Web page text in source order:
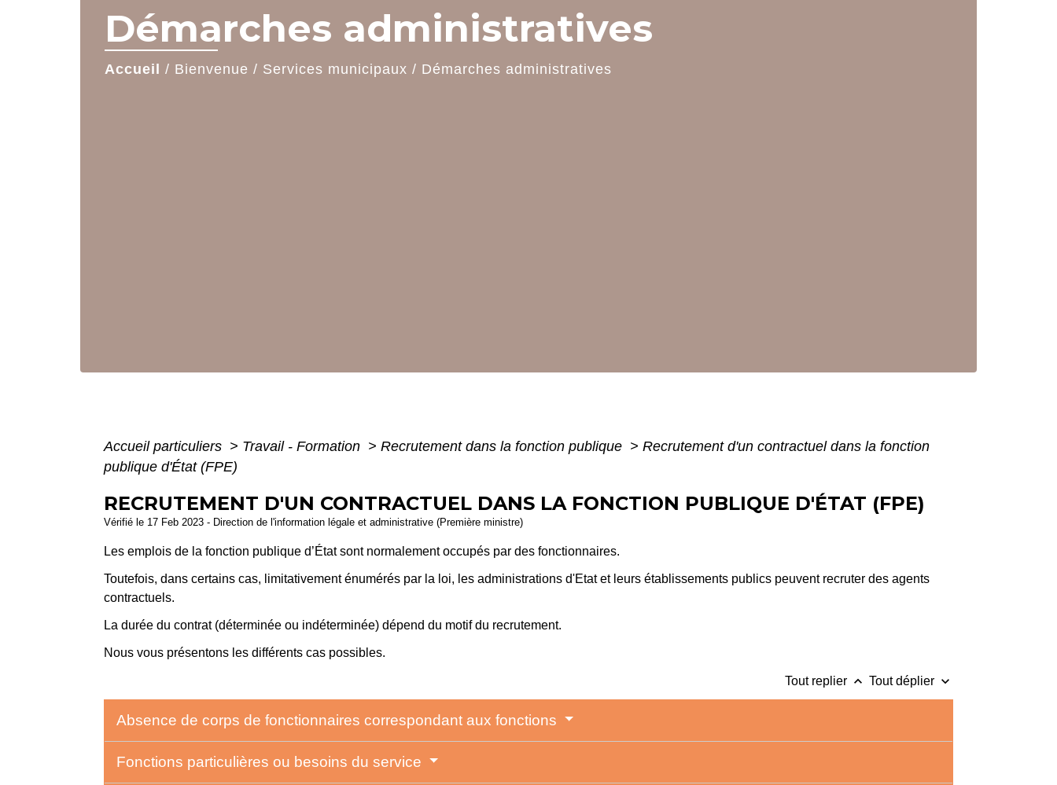
Démarches administratives
Accueil / Bienvenue / Services municipaux / Démarches administratives
Accueil particuliers > Travail - Formation > Recrutement dans la fonction publique > Recrutement d'un contractuel dans la fonction
publique d'État (FPE)
RECRUTEMENT D'UN CONTRACTUEL DANS LA FONCTION PUBLIQUE D'ÉTAT (FPE)
Vérifié le 17 Feb 2023 - Direction de l'information légale et administrative (Première ministre)
Les emplois de la fonction publique d’État sont normalement occupés par des fonctionnaires.
Toutefois, dans certains cas, limitativement énumérés par la loi, les administrations d'Etat et leurs établissements publics peuvent recruter des agents
contractuels.
La durée du contrat (déterminée ou indéterminée) dépend du motif du recrutement.
Nous vous présentons les différents cas possibles.
Tout replier keyboard_arrow_up Tout déplier keyboard_arrow_down
Absence de corps de fonctionnaires correspondant aux fonctions
Fonctions particulières ou besoins du service